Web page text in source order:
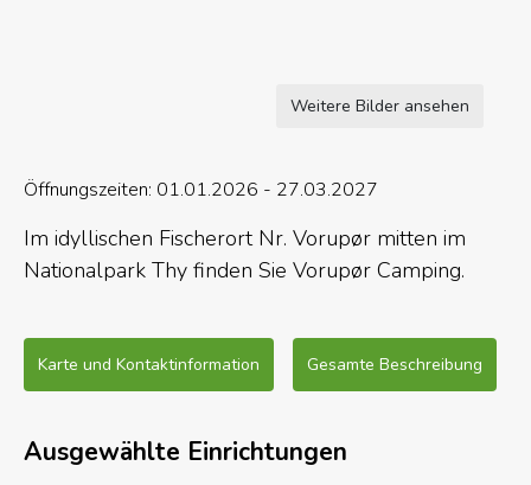
Weitere Bilder ansehen
Öffnungszeiten: 01.01.2026 - 27.03.2027
Im idyllischen Fischerort Nr. Vorupør mitten im
Nationalpark Thy finden Sie Vorupør Camping.
Der Platz verfügt über ein neues Servicegebäude,
23 neue Hütten und eine der besten Lagen in
Dänemark , direkt an Strand und Nordsee und alle
im Umkreis von wenigen hundert Metern.
Karte und Kontaktinformation Gesamte Beschreibung
Ausgewählte Einrichtungen